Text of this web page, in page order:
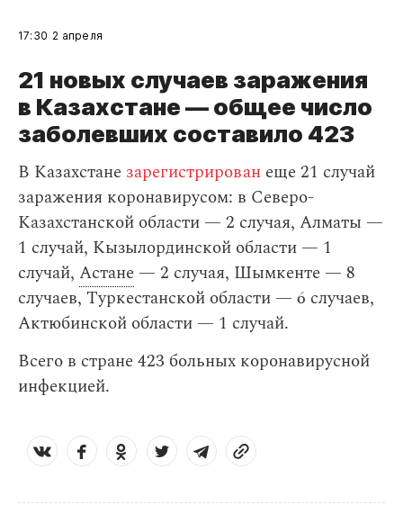
17:30 2 апреля
21 новых случаев заражения
в Казахстане — общее число
заболевших составило 423
В Казахстане зарегистрирован еще 21 случай
заражения коронавирусом: в Северо-
Казахстанской области — 2 случая, Алматы —
1 случай, Кызылординской области — 1
случай, Астане — 2 случая, Шымкенте — 8
случаев, Туркестанской области — 6 случаев,
Актюбинской области — 1 случай.
Всего в стране 423 больных коронавирусной
инфекцией.